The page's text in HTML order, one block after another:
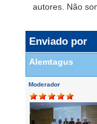
autores. Não
Enviado por
Alemtagus
Moderador